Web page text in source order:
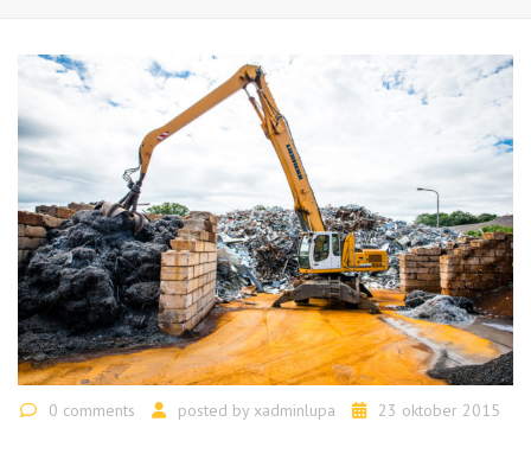
0 comments posted by xadminlupa 23 oktober 2015